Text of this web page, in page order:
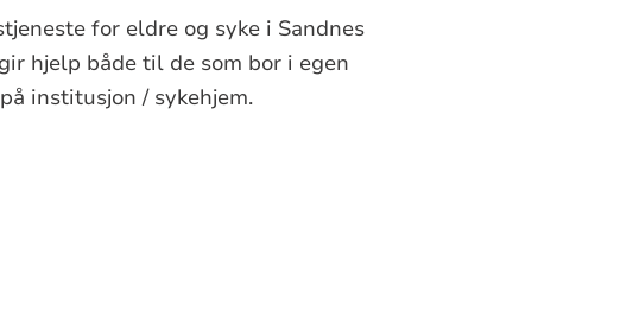
for eldre og syke i Sandnes
hjelp både til de som bor i egen
institusjon / sykehjem.